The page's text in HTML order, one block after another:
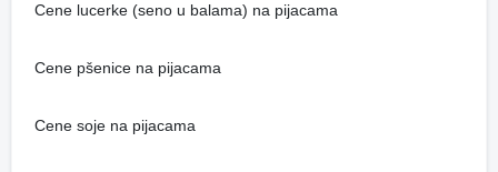
Cene lucerke (seno u balama) na pijacama
Cene pšenice na pijacama
Cene soje na pijacama